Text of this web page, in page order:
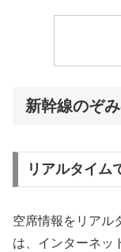
新幹線のぞ
リアルタイム
空席情報をリアル
は、インターネッ